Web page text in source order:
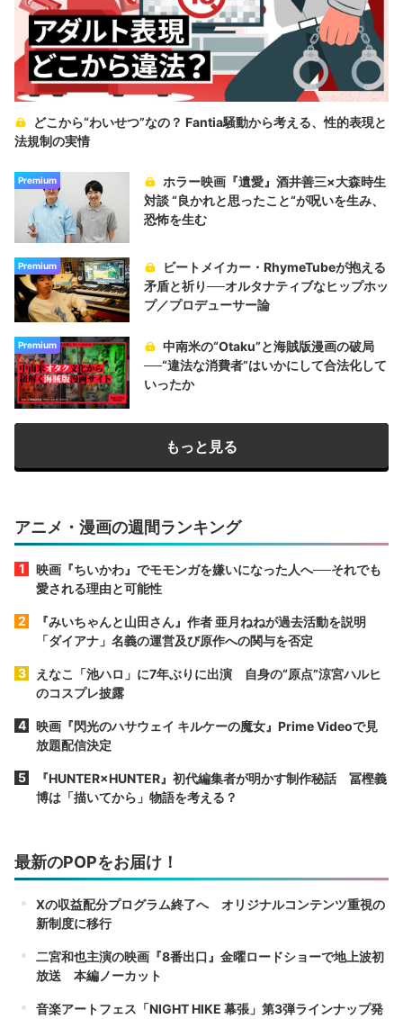
どこから“わいせつ”なの？ Fantia騒動から考える、性的表現と
法規制の実情
Premium
ホラー映画『遺愛』酒井善三×大森時生
対談 “良かれと思ったこと“が呪いを生み、
恐怖を生む
Premium
ビートメイカー・RhymeTubeが抱える
矛盾と祈り──オルタナティブなヒップホッ
プ／プロデューサー論
Premium
中南米の“Otaku”と海賊版漫画の破局
──“違法な消費者”はいかにして合法化して
いったか
もっと見る
アニメ・漫画の週間ランキング
映画『ちいかわ』でモモンガを嫌いになった人へ──それでも
愛される理由と可能性
『みいちゃんと山田さん』作者 亜月ねねが過去活動を説明
「ダイアナ」名義の運営及び原作への関与を否定
えなこ「池ハロ」に7年ぶりに出演 自身の“原点”涼宮ハルヒ
のコスプレ披露
映画『閃光のハサウェイ キルケーの魔女』Prime Videoで見
放題配信決定
『HUNTER×HUNTER』初代編集者が明かす制作秘話 冨樫義
博は「描いてから」物語を考える？
最新のPOPをお届け！
Xの収益配分プログラム終了へ オリジナルコンテンツ重視の
新制度に移行
二宮和也主演の映画『8番出口』金曜ロードショーで地上波初
放送 本編ノーカット
音楽アートフェス「NIGHT HIKE 幕張」第3弾ラインナップ発